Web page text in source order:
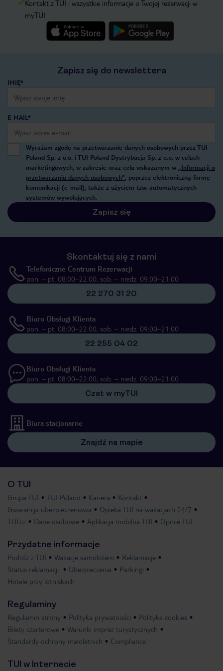
Kontakt z TUI i wszystkie informacje o Twojej rezerwacji w
myTUI
Zapisz się do newslettera
IMIĘ*
E-MAIL*
Wyrażam zgodę na przetwarzanie danych osobowych przez TUI
Poland Sp. z o.o. i TUI Poland Dystrybucja Sp. z o.o. w celach
marketingowych, w zakresie oraz celu wskazanym w „Informacji o
przetwarzaniu danych osobowych”, poprzez elektroniczną formę
komunikacji (e-mail), także z użyciem tzw. automatycznych
systemów wywołujących.
Zapisz się
Skontaktuj się z nami
Telefoniczne Centrum Rezerwacji
pon. – pt. 08:00–22:00, sob. – niedz. 09:00–21:00
22 270 31 20
Biuro Obsługi Klienta
pon. – pt. 08:00–22:00, sob. – niedz. 09:00–21:00
22 255 04 02
Biuro Obsługi Klienta
pon. – pt. 08:00–22:00, sob. – niedz. 09:00–21:00
Czat w myTUI
Biura stacjonarne
Znajdź na mapie
O TUI
Grupa TUI TUI Poland Kariera
Kontakt
Gwarancja ubezpieczeniowa
Opieka TUI na wakacjach 24/7
TUI.cz
Dane osobowe Aplikacja mobilna TUI Opinie TUI
Przydatne informacje
Podróż z TUI Wakacje samolotem
Reklamacje
Status reklamacji
Ubezpieczenia
Parkingi
Hotele przy lotniskach
Regulaminy
Regulamin strony Polityka prywatności
Polityka cookies
Bilety czarterowe
Warunki imprez turystycznych
Standardy ochrony małoletnich
Compliance
TUI w Internecie